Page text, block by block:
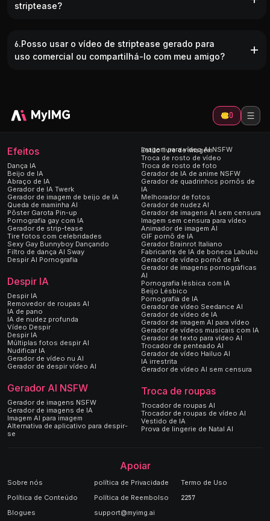
striptease?
6.Posso usar o vídeo de striptease gerado para
uso comercial ou compartilhá-lo com meu amigo?
0
Efeitos
Dança IA
Beijo de IA
Abraço de IA
Gerador de IA Twerk
Gerador de imagem de beijo de IA
Queda de maminha AI
Pôster Garota Pin-up
Pornografia gay com IA
Gerador de strip-tease
Tire fotos com celebridades
Sexy Gay Bunnyboy Dançando
Filtro de dança AI Sway
Despir AI Pornografia
Despir IA
Despir IA
Removedor de roupas AI
IA de pano
IA de nudez profunda
Vídeo Despir
Despir IA
Múltiplas fotos despir AI
Nudificar IA
Gerador de vídeo nu AI
Gerador de despir vídeo AI
Gerador AI NSFW
Gerador de imagens NSFW
Gerador de imagens de IA
Imagem AI para imagem
Alternativa de aplicativo para despir-
se
Imagem para vídeo AI NSFW
Estilo livre de imagem
Troca de rosto de vídeo
Troca de rosto de foto
Gerador de IA de anime NSFW
Gerador de quadrinhos pornôs de
IA
Melhorador de fotos
Gerador de nudez AI
Gerador de imagens AI sem censura
Imagem sem censura para vídeo
Animador de imagem AI
GIF pornô de IA
Gerador Brainrot Italiano
Fabricante de IA de boneca Labubu
Gerador de vídeo pornô de IA
Gerador de imagens pornográficas
AI
Pornografia lésbica com IA
Beijo Lésbico
Pornografia de IA
Gerador de vídeo Seedance AI
Gerador de vídeo de IA
Gerador de imagem AI para vídeo
Gerador de vídeos musicais com IA
Gerador de texto para vídeo AI
Trocador de penteado AI
Gerador de vídeo Hailuo AI
IA irrestrita
Gerador de vídeo AI sem censura
Troca de roupas
Trocador de roupas AI
Trocador de roupas de vídeo AI
Vestido de IA
Prova de lingerie de Natal AI
Apoiar
Sobre nós política de Privacidade
Termo de Uso
Política de Conteúdo
Política de Reembolso
2257
Blogues
support@myimg.ai